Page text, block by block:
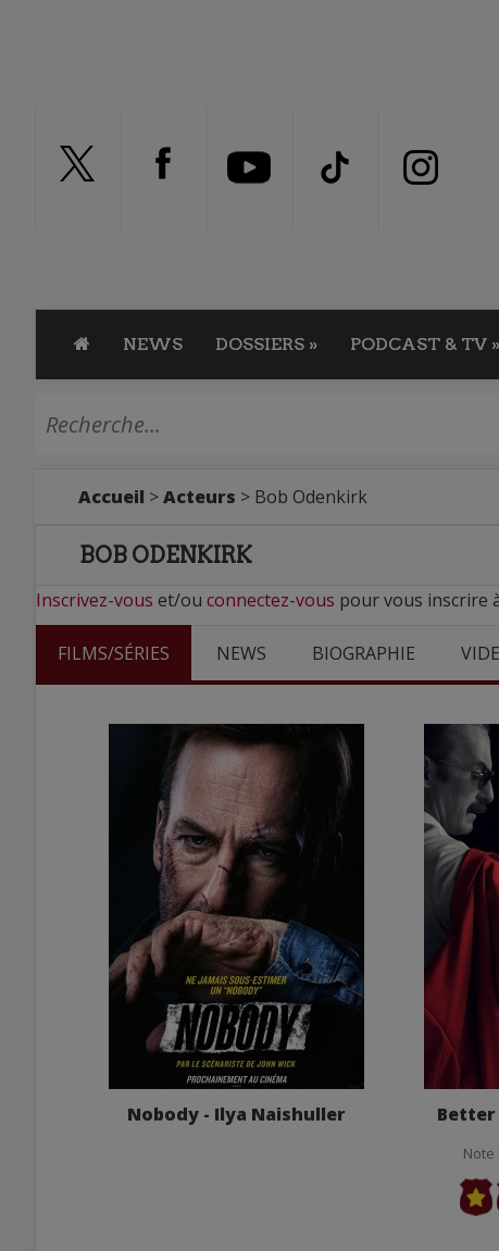
NEWS DOSSIERS » PODCAST & TV »
Accueil >Acteurs > Bob Odenkirk
BOB ODENKIRK
Inscrivez-vous et/ou connectez-vous pour vous inscrire
FILMS/SÉRIES NEWS BIOGRAPHIE
Nobody - Ilya Naishuller Better
Note